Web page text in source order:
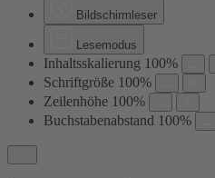
Bildschirmleser
Lesemodus
Inhaltsskalierung 100%
Schriftgröße 100%
Zeilenhöhe 100%
Buchstabenabstand 100%